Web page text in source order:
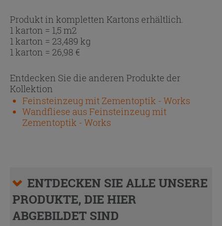
Produkt in kompletten Kartons erhältlich.
1 karton = 1,5 m2
1 karton = 23,489 kg
1 karton = 26,98 €
Entdecken Sie die anderen Produkte der
Kollektion
Feinsteinzeug mit Zementoptik - Works
Wandfliese aus Feinsteinzeug mit
Zementoptik - Works
ENTDECKEN SIE ALLE UNSERE
PRODUKTE, DIE HIER
ABGEBILDET SIND